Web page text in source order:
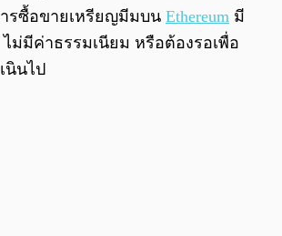
รซื้อขายเหรียญมีมบน Ethereum มี
ม่มีค่าธรรมเนียม หรือต้องรอเพื่อ
นินไป